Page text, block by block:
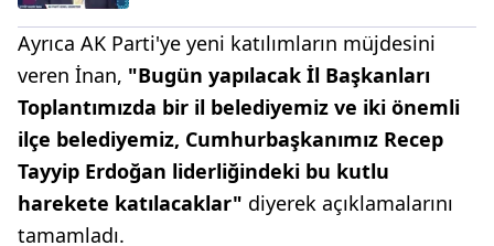
Ayrıca AK Parti'ye yeni katılımların müjdesini
veren İnan, "Bugün yapılacak İl Başkanları
Toplantımızda bir il belediyemiz ve iki önemli
ilçe belediyemiz, Cumhurbaşkanımız Recep
Tayyip Erdoğan liderliğindeki bu kutlu
harekete katılacaklar" diyerek açıklamalarını
tamamladı.